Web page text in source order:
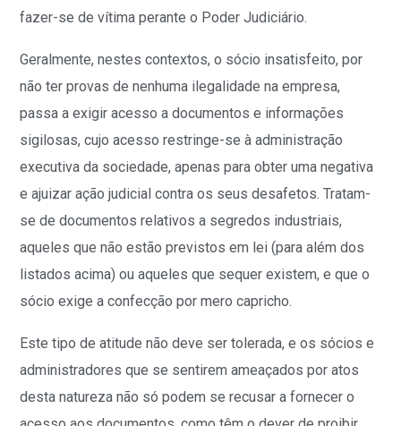
fazer-se de vítima perante o Poder Judiciário.
Geralmente, nestes contextos, o sócio insatisfeito, por
não ter provas de nenhuma ilegalidade na empresa,
passa a exigir acesso a documentos e informações
sigilosas, cujo acesso restringe-se à administração
executiva da sociedade, apenas para obter uma negativa
e ajuizar ação judicial contra os seus desafetos. Tratam-
se de documentos relativos a segredos industriais,
aqueles que não estão previstos em lei (para além dos
listados acima) ou aqueles que sequer existem, e que o
sócio exige a confecção por mero capricho.
Este tipo de atitude não deve ser tolerada, e os sócios e
administradores que se sentirem ameaçados por atos
desta natureza não só podem se recusar a fornecer o